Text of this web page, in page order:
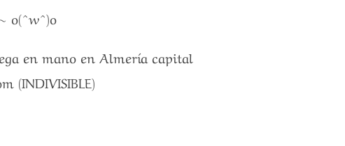
o(^w^)o
en mano en Almería capital
(INDIVISIBLE)